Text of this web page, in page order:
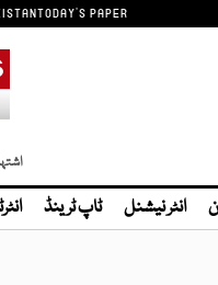
TODAY'S PAPER
انٹر نیشنل ٹاپ ٹرینڈ